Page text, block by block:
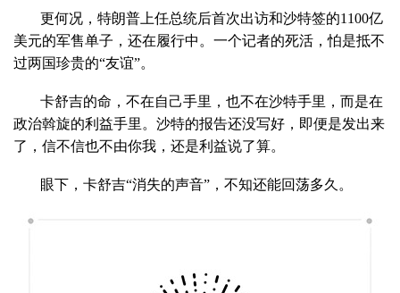
更何况，特朗普上任总统后首次出访和沙特签的1100亿
美元的军售单子，还在履行中。一个记者的死活，怕是抵不
过两国珍贵的“友谊”。
卡舒吉的命，不在自己手里，也不在沙特手里，而是在
政治斡旋的利益手里。沙特的报告还没写好，即便是发出来
了，信不信也不由你我，还是利益说了算。
眼下，卡舒吉“消失的声音”，不知还能回荡多久。